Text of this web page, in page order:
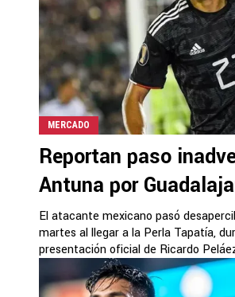
MERCADO
Reportan paso
Antuna por
El atacante mexicano pasó
martes al llegar a la Perla Tapatía,
presentación oficial de Ricardo